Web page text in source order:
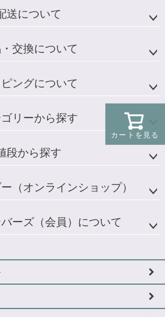
カートを見る
送について
交換について
ングについて
リーから探す
段から探す
（オンラインショップ）
ーズ（会員）について